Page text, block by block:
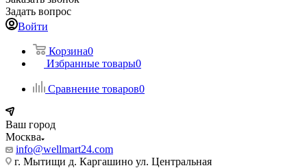
Задать вопрос
Войти
Корзина0
Избранные товары0
Сравнение товаров0
Ваш город
Москва
info@wellmart24.com
г. Мытищи д. Каргашино ул. Центральная